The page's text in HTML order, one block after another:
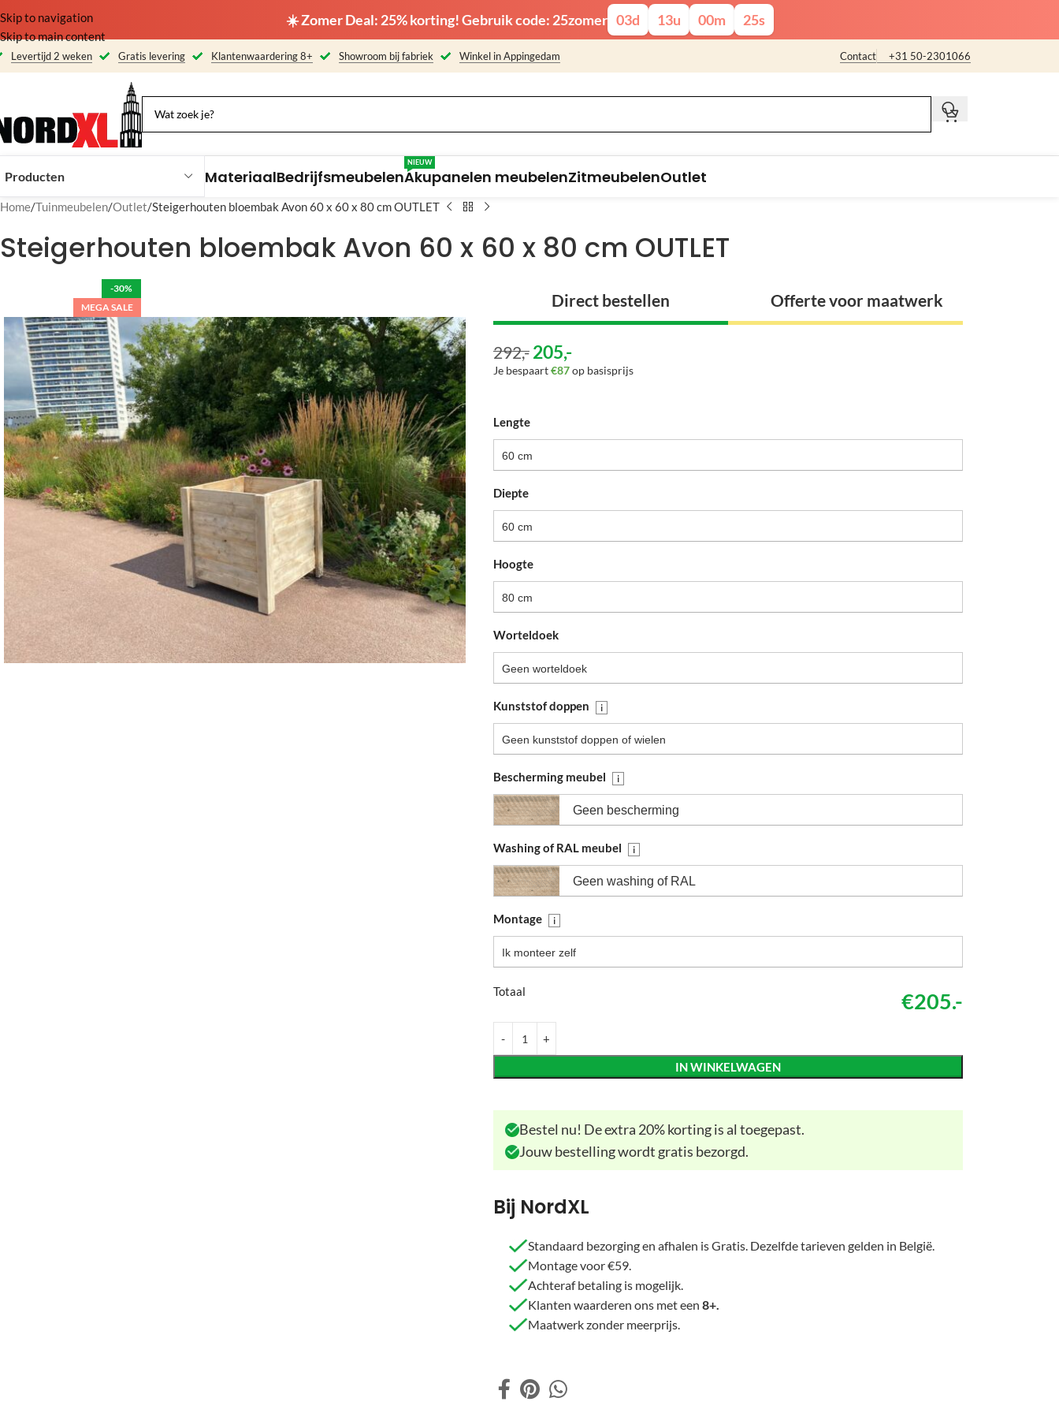
☀️ Zomer Deal: 25% korting! Gebruik code: 25zomer 03d 13u 00m 24s
Skip to navigation
Skip to main content
Levertijd 2 weken Gratis levering Klantenwaardering 8+ Showroom bij fabriek Winkel in Appingedam Contact +31 50-2301066
Producten MateriaalBedrijfsmeubelenAkupanelen meubelen
NIEUW
ZitmeubelenOutlet
Home Tuinmeubelen Outlet Steigerhouten bloembak Avon 60 x 60 x 80 cm OUTLET
Steigerhouten bloembak Avon 60 x 60 x 80 cm OUTLET
-30%
MEGA SALE
Direct bestellen Offerte voor maatwerk
292,- 205,-
Je bespaart€87op basisprijs
Lengte
60 cm
Diepte
60 cm
Hoogte
80 cm
Worteldoek
Geen worteldoek
Kunststof doppen i
Geen kunststof doppen of wielen
Bescherming meubel i
Geen bescherming
Washing of RAL meubel i
Geen washing of RAL
Montage i
Ik monteer zelf
Totaal €205.-
IN WINKELWAGEN
Bestel nu! De extra 20% korting is al toegepast.
Jouw bestelling wordt gratis bezorgd.
Bij NordXL
Standaard bezorging en afhalen is Gratis. Dezelfde tarieven gelden in België.
Montage voor €59.
Achteraf betaling is mogelijk.
Klanten waarderen ons met een 8+.
Maatwerk zonder meerprijs.